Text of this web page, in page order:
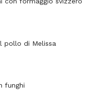
pollo di Melissa
funghi